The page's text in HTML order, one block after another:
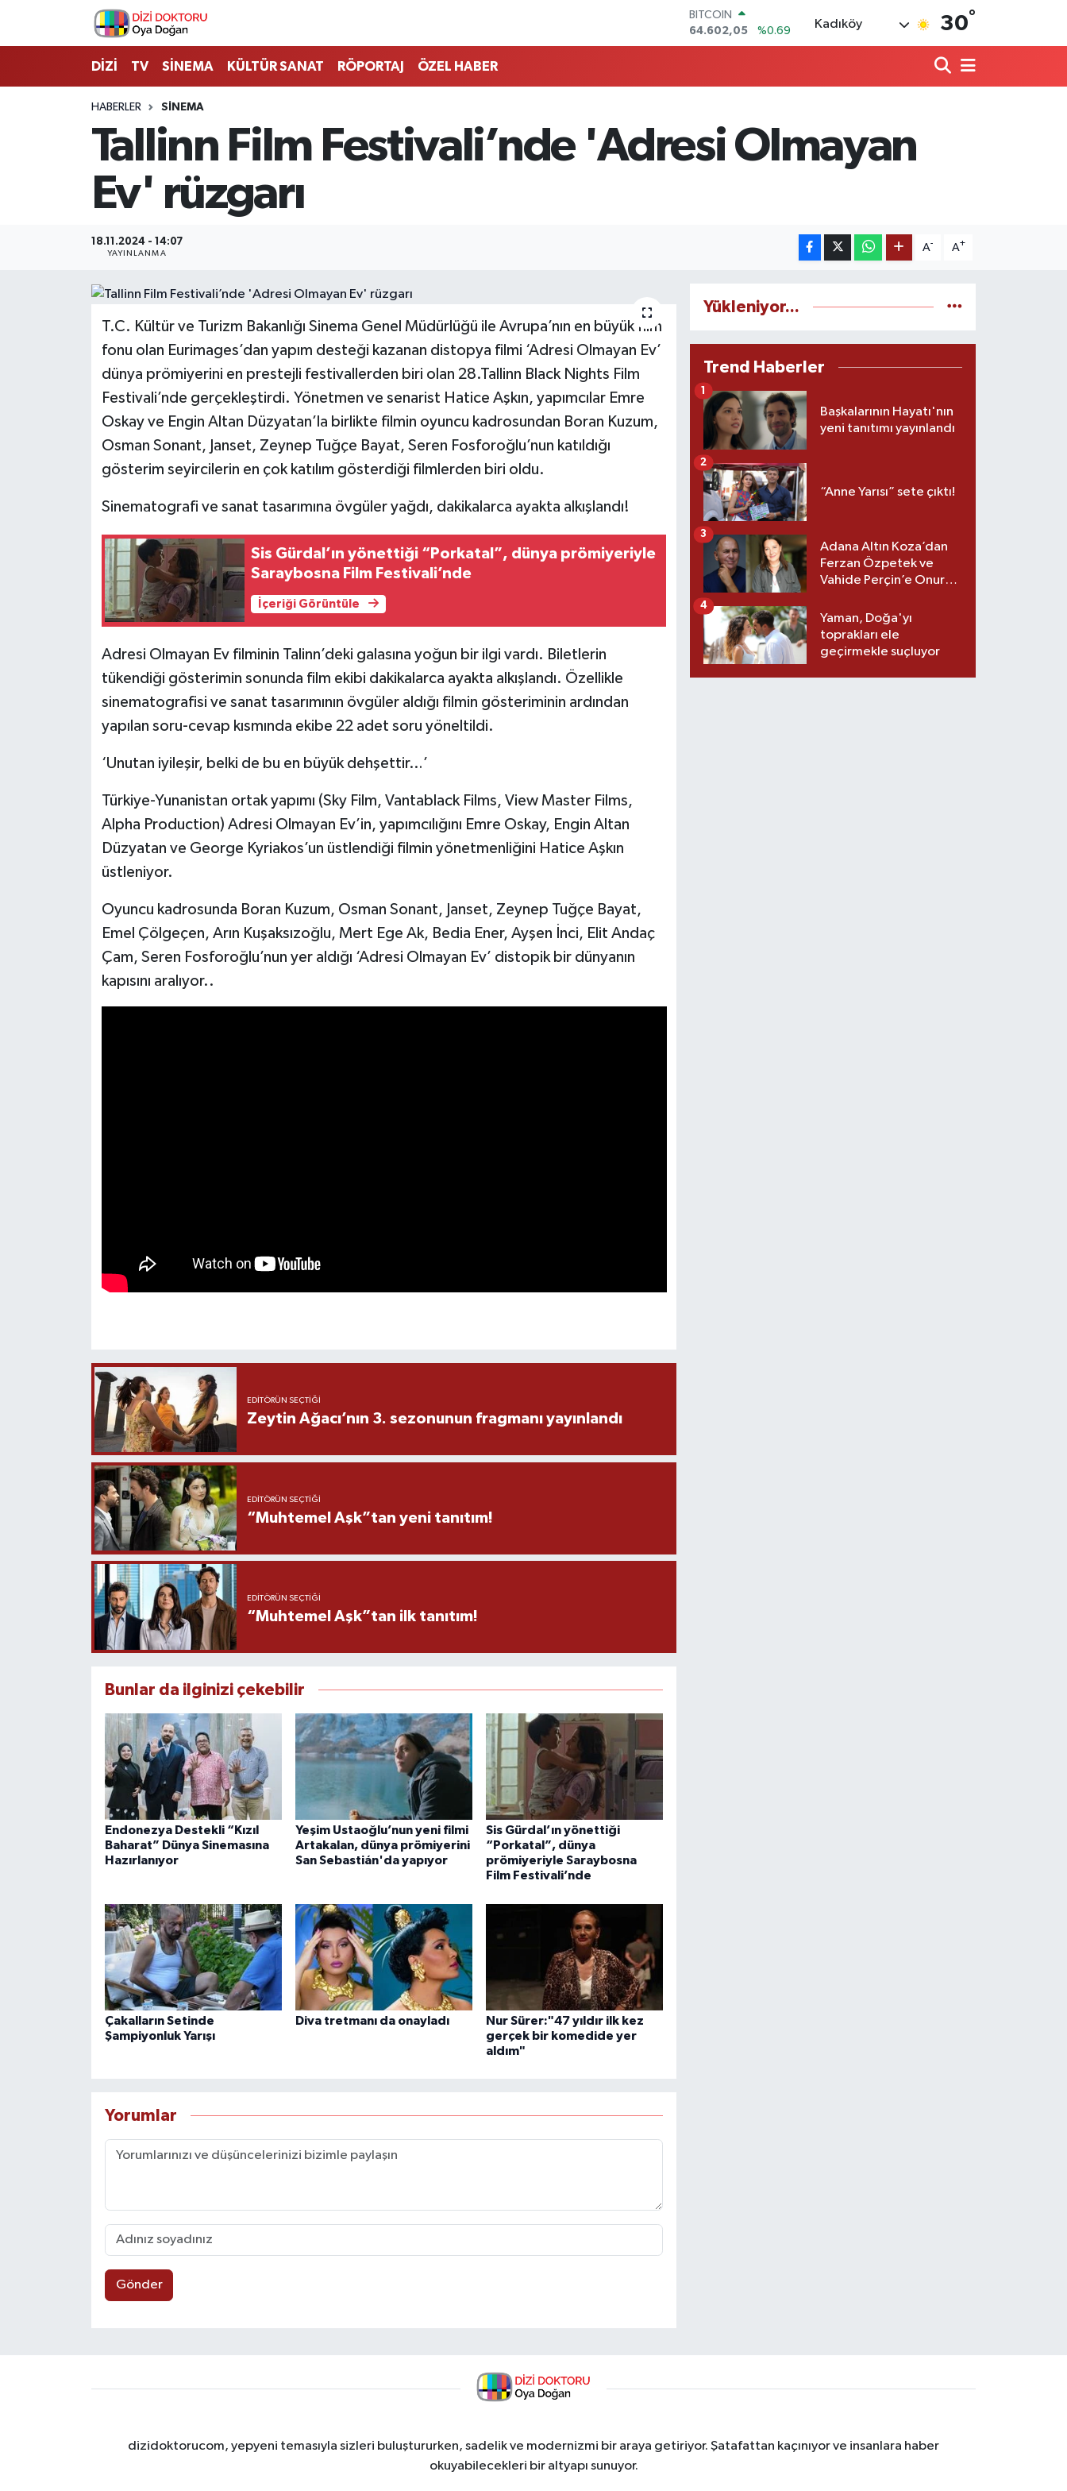
BITCOIN
64.602,05
%0.69
DOLAR
64,2398
%0.2
GRAM ALTIN
6513.94
%0.32
Kadıköy 30°
DİZİ TV SİNEMA KÜLTÜR SANAT RÖPORTAJ ÖZEL HABER
HABERLER SİNEMA
Tallinn Film Festivali’nde 'Adresi Olmayan
Ev' rüzgarı
18.11.2024 - 14:07
YAYINLANMA
A- A+
T.C. Kültür ve Turizm Bakanlığı Sinema Genel Müdürlüğü ile Avrupa’nın en büyük film
fonu olan Eurimages’dan yapım desteği kazanan distopya filmi ‘Adresi Olmayan Ev’
dünya prömiyerini en prestejli festivallerden biri olan 28.Tallinn Black Nights Film
Festivali’nde gerçekleştirdi. Yönetmen ve senarist Hatice Aşkın, yapımcılar Emre
Oskay ve Engin Altan Düzyatan’la birlikte filmin oyuncu kadrosundan Boran Kuzum,
Osman Sonant, Janset, Zeynep Tuğçe Bayat, Seren Fosforoğlu’nun katıldığı
gösterim seyircilerin en çok katılım gösterdiği filmlerden biri oldu.
Sinematografi ve sanat tasarımına övgüler yağdı, dakikalarca ayakta alkışlandı!
Sis Gürdal’ın yönettiği “Porkatal”, dünya prömiyeriyle
Saraybosna Film Festivali’nde
İçeriği Görüntüle
Adresi Olmayan Ev filminin Talinn’deki galasına yoğun bir ilgi vardı. Biletlerin
tükendiği gösterimin sonunda film ekibi dakikalarca ayakta alkışlandı. Özellikle
sinematografisi ve sanat tasarımının övgüler aldığı filmin gösteriminin ardından
yapılan soru-cevap kısmında ekibe 22 adet soru yöneltildi.
‘Unutan iyileşir, belki de bu en büyük dehşettir…’
Türkiye-Yunanistan ortak yapımı (Sky Film, Vantablack Films, View Master Films,
Alpha Production) Adresi Olmayan Ev’in, yapımcılığını Emre Oskay, Engin Altan
Düzyatan ve George Kyriakos’un üstlendiği filmin yönetmenliğini Hatice Aşkın
üstleniyor.
Oyuncu kadrosunda Boran Kuzum, Osman Sonant, Janset, Zeynep Tuğçe Bayat,
Emel Çölgeçen, Arın Kuşaksızoğlu, Mert Ege Ak, Bedia Ener, Ayşen İnci, Elit Andaç
Çam, Seren Fosforoğlu’nun yer aldığı ‘Adresi Olmayan Ev’ distopik bir dünyanın
kapısını aralıyor..
EDITÖRÜN SEÇTIĞI
Zeytin Ağacı’nın 3. sezonunun fragmanı yayınlandı
EDITÖRÜN SEÇTIĞI
“Muhtemel Aşk”tan yeni tanıtım!
EDITÖRÜN SEÇTIĞI
“Muhtemel Aşk”tan ilk tanıtım!
Bunlar da ilginizi çekebilir
Endonezya Destekli “Kızıl
Baharat” Dünya Sinemasına
Hazırlanıyor
Yeşim Ustaoğlu’nun yeni filmi
Artakalan, dünya prömiyerini
San Sebastián'da yapıyor
Sis Gürdal’ın yönettiği
“Porkatal”, dünya
prömiyeriyle Saraybosna
Film Festivali’nde
Çakalların Setinde
Şampiyonluk Yarışı
Diva tretmanı da onayladı
Nur Sürer:"47 yıldır ilk kez
gerçek bir komedide yer
aldım"
Yorumlar
Gönder
Yükleniyor...
Trend Haberler
Başkalarının Hayatı'nın
yeni tanıtımı yayınlandı
1
“Anne Yarısı” sete çıktı!
2
Adana Altın Koza’dan
Ferzan Özpetek ve
Vahide Perçin’e Onur
3
Yaman, Doğa'yı
toprakları ele
geçirmekle suçluyor
4
dizidoktorucom, yepyeni temasıyla sizleri buluştururken, sadelik ve modernizmi bir araya getiriyor. Şatafattan kaçınıyor ve insanlara haber
okuyabilecekleri bir altyapı sunuyor.
İstanbul Nöbetçi Eczaneler
İstanbul Hava Durumu
İstanbul Namaz Vakitleri
İstanbul Trafik Yoğunluk Haritası
Haber Arşivi